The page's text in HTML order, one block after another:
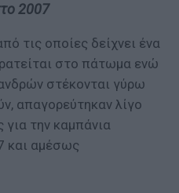
2007
τις οποίες δείχνει ένα
στο πάτωμα ενώ
στέκονται γύρω
απαγορεύτηκαν λίγο
για την καμπάνια
και αμέσως